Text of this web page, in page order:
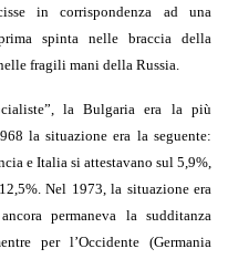
in corrispondenza ad una
spinta nelle braccia della
fragili mani della Russia.
la Bulgaria era la più
la situazione era la seguente:
e Italia si attestavano sul 5,9%,
Nel 1973, la situazione era
permaneva la sudditanza
per l’Occidente (Germania